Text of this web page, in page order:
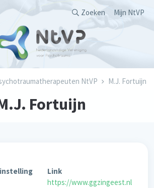
Secondary
Zoeken Mijn NtVP
NtVP M.J. Fortuijn
Fortuijn
Link
https://www.ggzingeest.nl